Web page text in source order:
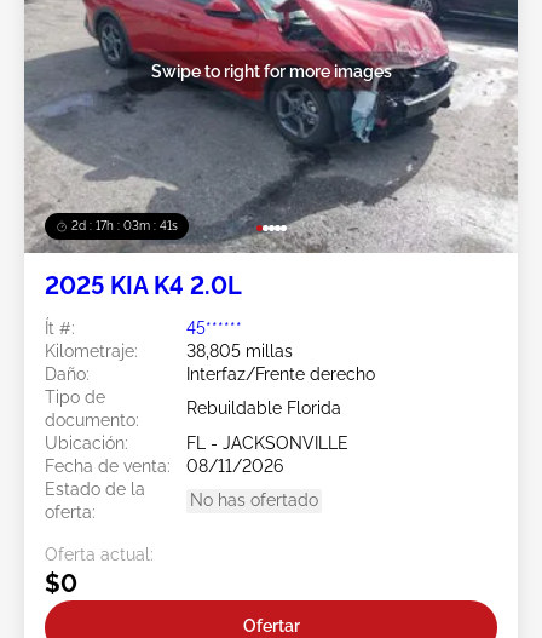
2d : 17h : 03m : 38s
Swipe to right for more images
2025 KIA K4 2.0L
Ít #:
45******
Kilometraje:
38,805 millas
Daño:
Interfaz/Frente derecho
Tipo de
documento:
Rebuildable Florida
Ubicación:
FL - JACKSONVILLE
Fecha de venta:
08/11/2026
Estado de la
oferta:
No has ofertado
Oferta actual:
$0
Ofertar